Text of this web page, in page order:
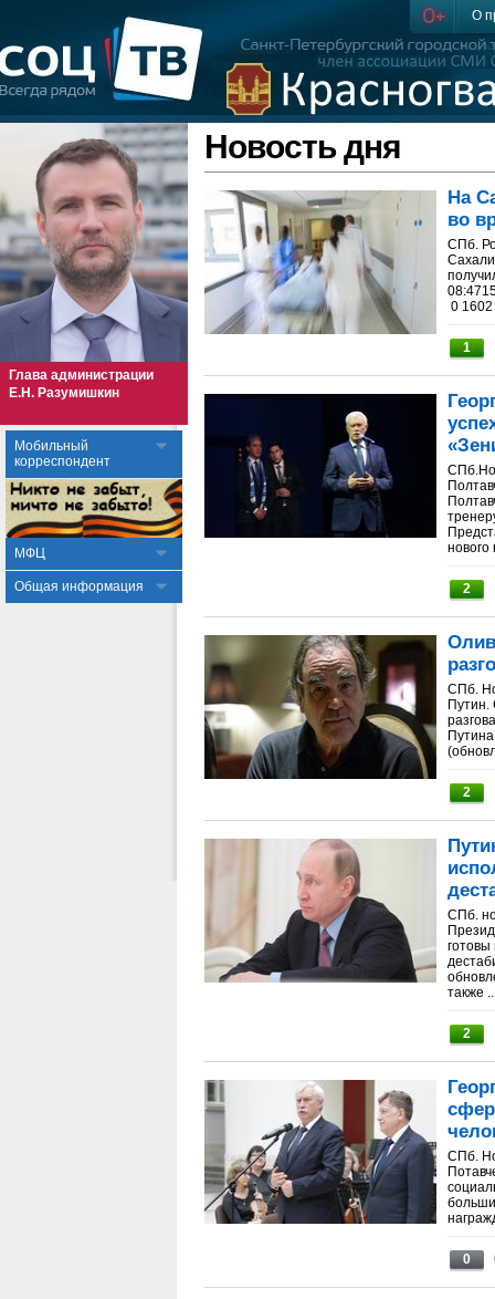
О
Глава администрации
Е.Н. Разумишкин
Мобильный
корреспондент
МФЦ
Общая информация
Новость дня
На
во
СПб.
0
1
нового
2
СПб.
2
СПб.
готовы
также
2
СПб.
0